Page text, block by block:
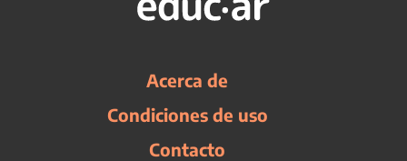
Acerca de
Condiciones de uso
Contacto